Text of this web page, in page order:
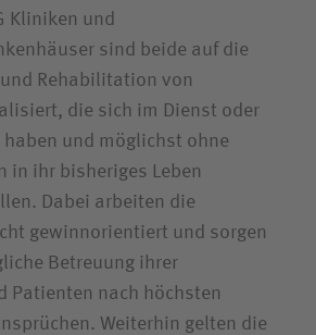
Kliniken und
sind beide auf die
Rehabilitation von
die sich im Dienst oder
und möglichst ohne
in ihr bisheriges Leben
Dabei arbeiten die
gewinnorientiert und sorgen
Betreuung ihrer
Patienten nach höchsten
Weiterhin gelten die